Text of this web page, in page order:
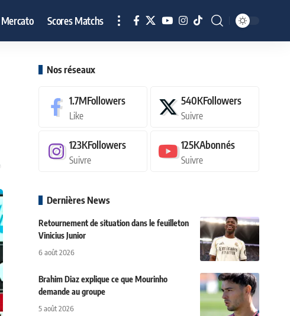
Mercato Scores Matchs
Nos réseaux
1.7MFollowers
Like
540KFollowers
Suivre
123KFollowers
Suivre
125KAbonnés
Suivre
Dernières News
Retournement de situation dans le feuilleton
Vinicius Junior
6 août 2026
Brahim Diaz explique ce que Mourinho
demande au groupe
5 août 2026